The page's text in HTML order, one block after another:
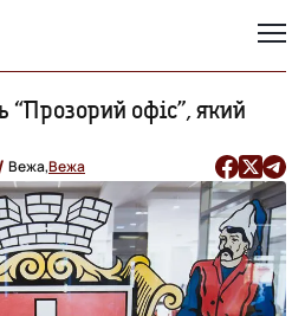
“Прозорий офіс”, який
Вежа,Вежа